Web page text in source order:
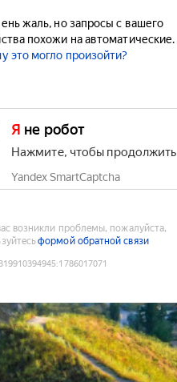
жаль, но запросы с вашего
похожи на автоматические.
это могло произойти?
Я не робот
Нажмите, чтобы продолжить
Yandex SmartCaptcha
возникли проблемы, пожалуйста,
формой обратной связи
:1786017071